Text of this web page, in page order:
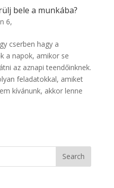
bele a munkába?
6,
cserben hagy a
a napok, amikor se
az aznapi teendőinknek.
feladatokkal, amiket
kívánunk, akkor lenne